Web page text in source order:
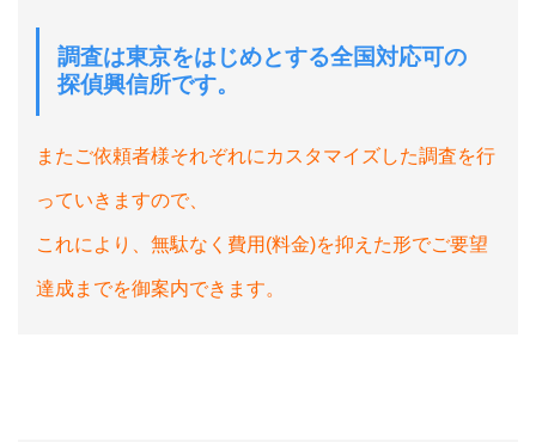
調査は東京をはじめとする全国対応可の
探偵興信所です。
またご依頼者様それぞれにカスタマイズした調査を行
っていきますので、
これにより、無駄なく費用(料金)を抑えた形でご要望
達成までを御案内できます。